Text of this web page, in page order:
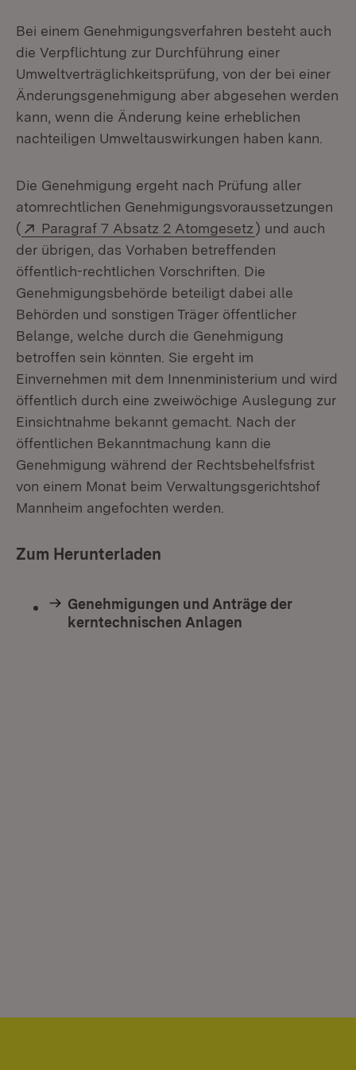
Bei einem Genehmigungsverfahren besteht auch
die Verpflichtung zur Durchführung einer
Umweltverträglichkeitsprüfung, von der bei einer
Änderungsgenehmigung aber abgesehen werden
kann, wenn die Änderung keine erheblichen
nachteiligen Umweltauswirkungen haben kann.
Die Genehmigung ergeht nach Prüfung aller
atomrechtlichen Genehmigungsvoraussetzungen
(
Extern:
Paragraf 7 Absatz 2 Atomgesetz(Öffnet in
) und auch
der übrigen, das Vorhaben betreffenden
öffentlich-rechtlichen Vorschriften. Die
Genehmigungsbehörde beteiligt dabei alle
Behörden und sonstigen Träger öffentlicher
Belange, welche durch die Genehmigung
betroffen sein könnten. Sie ergeht im
Einvernehmen mit dem Innenministerium und wird
öffentlich durch eine zweiwöchige Auslegung zur
Einsichtnahme bekannt gemacht. Nach der
öffentlichen Bekanntmachung kann die
Genehmigung während der Rechtsbehelfsfrist
von einem Monat beim Verwaltungsgerichtshof
Mannheim angefochten werden.
Zum Herunterladen
Genehmigungen und Anträge der
kerntechnischen Anlagen